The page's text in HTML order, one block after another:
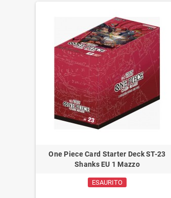
One Piece Card Starter Deck ST-23
Shanks EU 1 Mazzo
ESAURITO